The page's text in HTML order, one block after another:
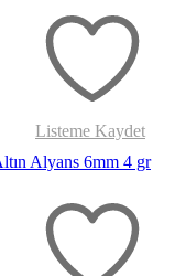
Listeme Kaydet